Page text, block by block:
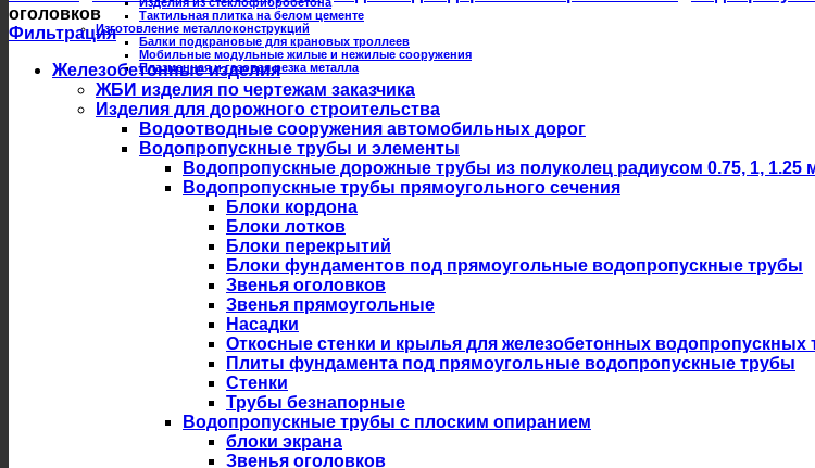
Тактильная плитка на белом цементе
Изготовление металлоконструкций
Балки подкрановые для крановых троллеев
Мобильные модульные жилые и нежилые сооружения
Плазменная и газовая резка металла
оголовков
Фильтрация
Железобетонные изделия
ЖБИ изделия по чертежам заказчика
Изделия для дорожного строительства
Водоотводные сооружения автомобильных дорог
Водопропускные трубы и элементы
Водопропускные дорожные трубы из полуколец радиусом 0.75, 1, 1.25
Водопропускные трубы прямоугольного сечения
Блоки кордона
Блоки лотков
Блоки перекрытий
Блоки фундаментов под прямоугольные водопропускные трубы
Звенья оголовков
Звенья прямоугольные
Насадки
Откосные стенки и крылья для железобетонных водопропускных
Плиты фундамента под прямоугольные водопропускные трубы
Стенки
Трубы безнапорные
Водопропускные трубы с плоским опиранием
блоки экрана
Звенья оголовков